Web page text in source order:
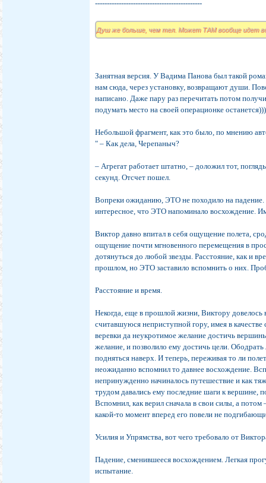
---------------------------------------------
Душ же больше, чем тел. Может ТАМ вообще идет
Занятная версия. У Вадима Панова был такой
нам сюда, через установку, возвращают души.
написано. Даже пару раз перечитать потом
подумать место на своей операционке останется)))
Небольшой фрагмент, как это было, по мнению
" – Как дела, Черепаныч?
– Агрегат работает штатно, – доложил тот,
секунд. Отсчет пошел.
Вопреки ожиданию, ЭТО не походило на
интересное, что ЭТО напоминало восхождение.
Виктор давно впитал в себя ощущение полета,
ощущение почти мгновенного перемещения в
дотянуться до любой звезды. Расстояние, как и
прошлом, но ЭТО заставило вспомнить о них.
Расстояние и время.
Некогда, еще в прошлой жизни, Виктору довелось
считавшуюся неприступной гору, имея в
веревки да неукротимое желание достичь
желание, и позволило ему достичь цели.
подняться наверх. И теперь, переживая то ли
неожиданно вспомнил то давнее восхождение.
непринужденно начиналось путешествие и как
трудом давались ему последние шаги к вершине,
Вспомнил, как верил сначала в свои силы, а
какой-то момент вперед его повели не
Усилия и Упрямства, вот чего требовало от
Падение, сменившееся восхождением. Легкая
испытание.